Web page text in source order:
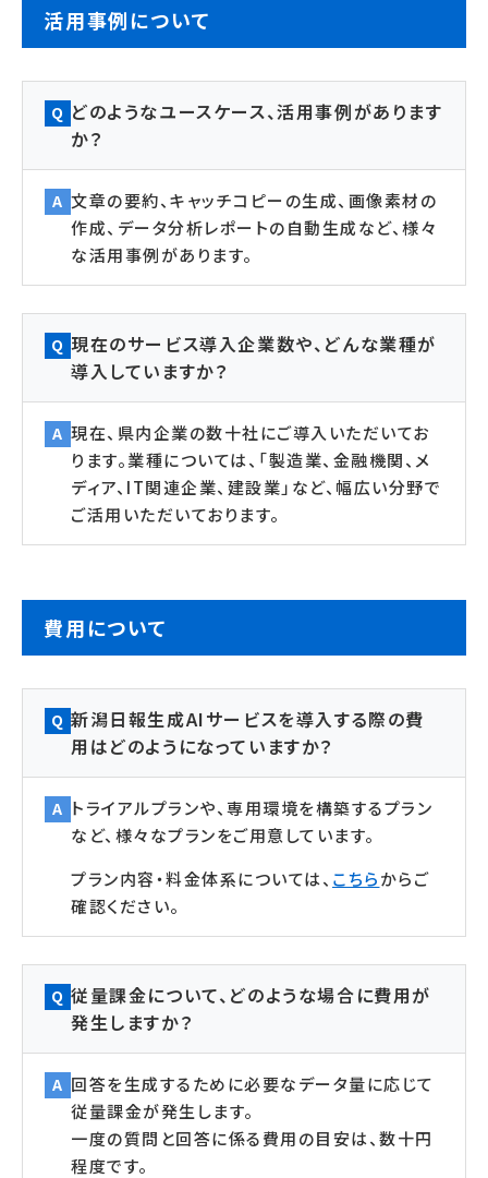
活用事例について
Q どのようなユースケース、活用事例があります
か？
A 文章の要約、キャッチコピーの生成、画像素材の
作成、データ分析レポートの自動生成など、様々
な活用事例があります。
Q 現在のサービス導入企業数や、どんな業種が
導入していますか？
A 現在、県内企業の数十社にご導入いただいてお
ります。業種については、「製造業、金融機関、メ
ディア、IT関連企業、建設業」など、幅広い分野で
ご活用いただいております。
費用について
Q 新潟日報生成AIサービスを導入する際の費
用はどのようになっていますか？
A トライアルプランや、専用環境を構築するプラン
など、様々なプランをご用意しています。
プラン内容・料金体系については、 こちらからご
確認ください。
Q 従量課金について、どのような場合に費用が
発生しますか？
A 回答を生成するために必要なデータ量に応じて
従量課金が発生します。
一度の質問と回答に係る費用の目安は、数十円
程度です。